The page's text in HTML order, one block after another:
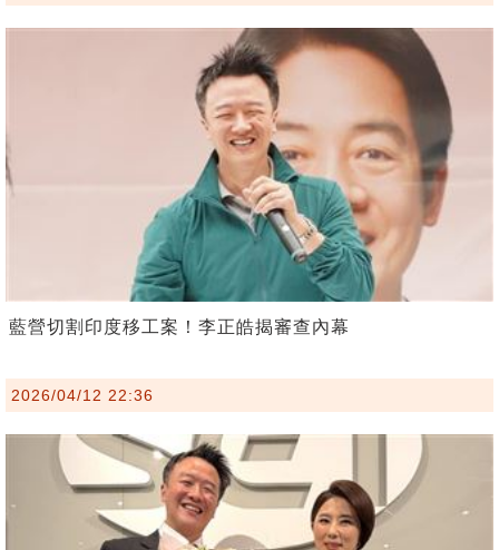
藍營切割印度移工案！李正皓揭審查內幕
2026/04/12 22:36